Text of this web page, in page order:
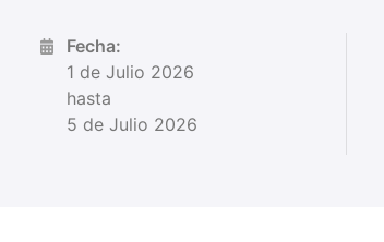
Fecha:
1 de Julio 2026
hasta
5 de Julio 2026